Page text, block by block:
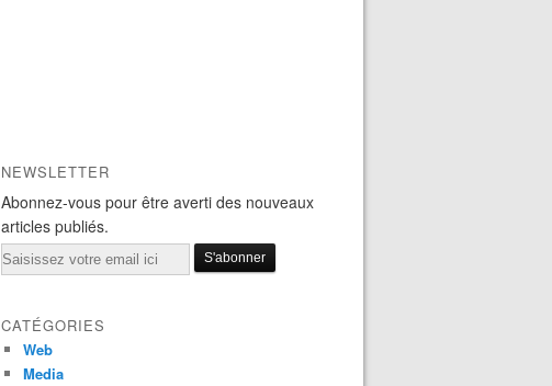
NEWSLETTER
Abonnez-vous pour être averti des nouveaux
articles publiés.
Email
CATÉGORIES
Web
Media